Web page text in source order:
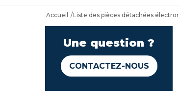
Accueil Liste des pièces détachées
Une question ?
CONTACTEZ-NOUS